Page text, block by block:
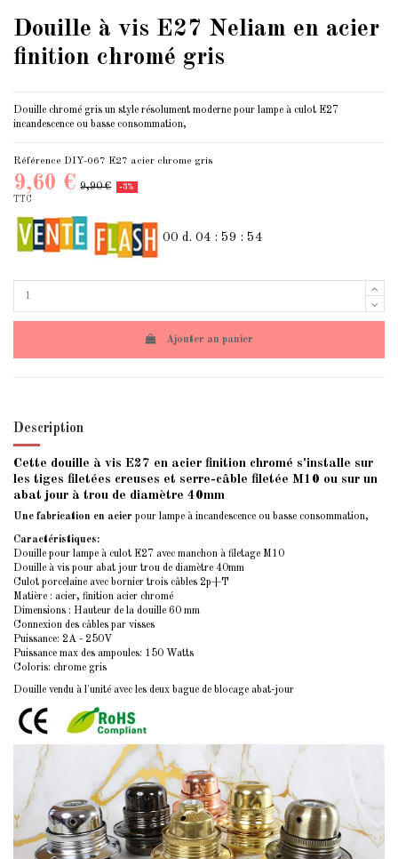
Douille à vis E27 Neliam en acier
finition chromé gris
Douille chromé gris un style résolument moderne pour lampe à culot E27
incandescence ou basse consommation,
Référence DIY-067 E27 acier chrome gris
9,60 € 9,90 €
-3%
TTC
00 d. 04 : 59 : 54
Ajouter au panier
Description
Cette douille à vis E27 en acier finition chromé s'installe sur
les tiges filetées creuses et serre-câble filetée M10 ou sur un
abat jour à trou de diamètre 40mm
Une fabrication en acier pour lampe à incandescence ou basse consommation,
Caractéristiques:
Douille pour lampe à culot E27 avec manchon à filetage M10
Douille à vis pour abat jour trou de diamètre 40mm
Culot porcelaine avec bornier trois câbles 2p+T
Matière : acier, finition acier chromé
Dimensions : Hauteur de la douille 60 mm
Connexion des câbles par visses
Puissance: 2A - 250V
Puissance max des ampoules: 150 Watts
Coloris: chrome gris
Douille vendu à l'unité avec les deux bague de blocage abat-jour